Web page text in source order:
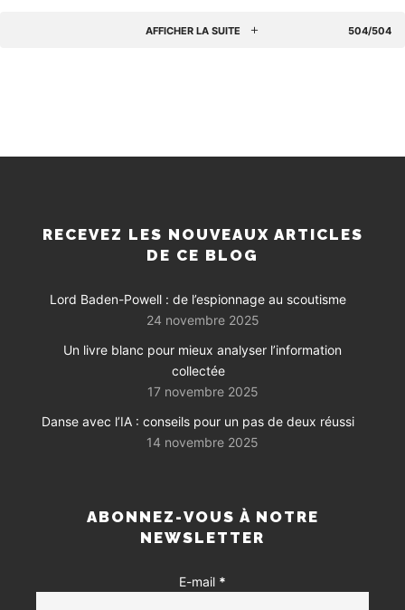
AFFICHER LA SUITE 504/504
RECEVEZ LES NOUVEAUX ARTICLES
DE CE BLOG
Lord Baden-Powell : de l’espionnage au scoutisme
24 novembre 2025
Un livre blanc pour mieux analyser l’information
collectée
17 novembre 2025
Danse avec l’IA : conseils pour un pas de deux réussi
14 novembre 2025
ABONNEZ-VOUS À NOTRE
NEWSLETTER
E-mail *